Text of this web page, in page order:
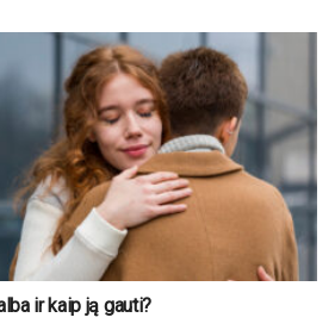
ir kaip ją gauti?